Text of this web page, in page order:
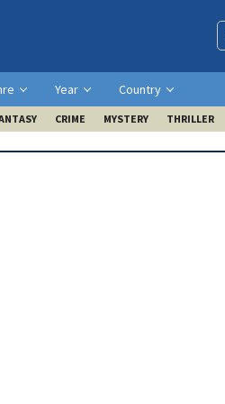
Year Country
CRIME MYSTERY THRILLER